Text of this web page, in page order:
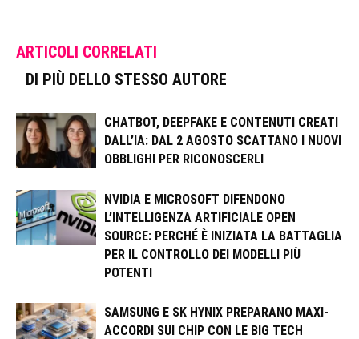
ARTICOLI CORRELATI
DI PIÙ DELLO STESSO AUTORE
CHATBOT, DEEPFAKE E CONTENUTI CREATI
DALL’IA: DAL 2 AGOSTO SCATTANO I NUOVI
OBBLIGHI PER RICONOSCERLI
NVIDIA E MICROSOFT DIFENDONO
L’INTELLIGENZA ARTIFICIALE OPEN
SOURCE: PERCHÉ È INIZIATA LA BATTAGLIA
PER IL CONTROLLO DEI MODELLI PIÙ
POTENTI
SAMSUNG E SK HYNIX PREPARANO MAXI-
ACCORDI SUI CHIP CON LE BIG TECH